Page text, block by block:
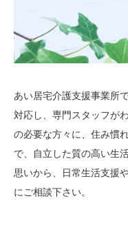
あい居宅介護支援事業所
対応し、専門スタッフが
の必要な方々に、住み慣
で、自立した質の高い生
思いから、日常生活支援
にご相談下さい。